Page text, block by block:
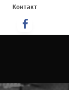
Контакт